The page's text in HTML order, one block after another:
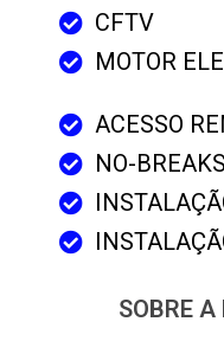
CFTV
MOTOR
ACESSO
NO-BREAKS
SOBRE A